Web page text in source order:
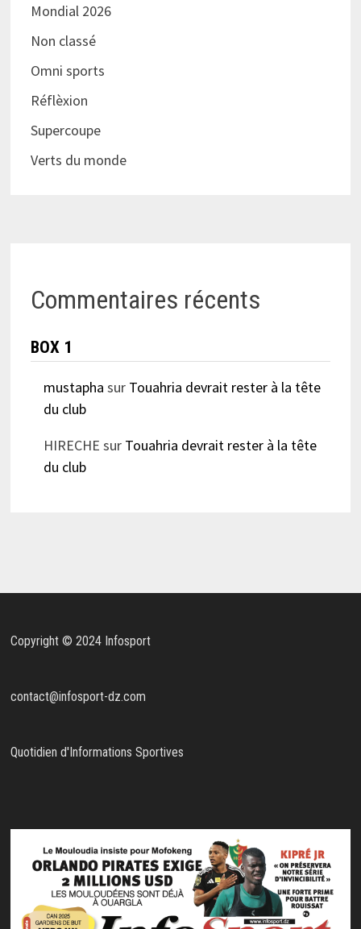
Mondial 2026
Non classé
Omni sports
Réflèxion
Supercoupe
Verts du monde
Commentaires récents
BOX 1
mustapha sur Touahria devrait rester à la tête
du club
HIRECHE sur Touahria devrait rester à la tête
du club
Copyright © 2024 Infosport
contact@infosport-dz.com
Quotidien d'Informations Sportives